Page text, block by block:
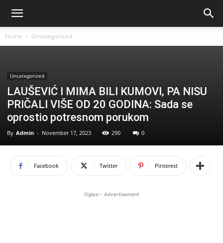
Home Uncategorized
Uncategorized
LAUŠEVIĆ I MIMA BILI KUMOVI, PA NISU
PRIČALI VIŠE OD 20 GODINA: Sada se
oprostio potresnom porukom
By Admin - November 17, 2023 290 0
Facebook Twitter Pinterest
Oglasi - Advertisement